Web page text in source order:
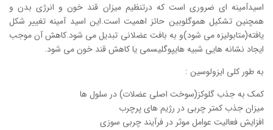
اسیدآمینه ای ضروری است که درتنظیم میزان قند خون و انرژی بدن و
همچنین تشکیل هموگلوبین حائز اهمیت است.این اسید آمینه تغییر شکل
یافته(متابولیزه می شود)و به بافت عضلانی تبدیل می شود.کاهش آن موجب
ایجاد نشانه هایی شبیه هایپوگلیسمی یا کاهش قند خون می شود.
به طور کلی ایزولوسین :
کمک به جذب گلوکز(سوخت اصلی عضلات) در سلول ها
میزان جذب کمتر چربی در رژیم های پرچرب
افزایش فعالیت عوامل موثر در فرآیند چربی سوزی